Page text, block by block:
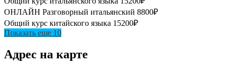
ОНЛАЙН Разговорный итальянский 8800₽
Общий курс китайского языка 15200₽
Показать еще 10
Адрес на карте